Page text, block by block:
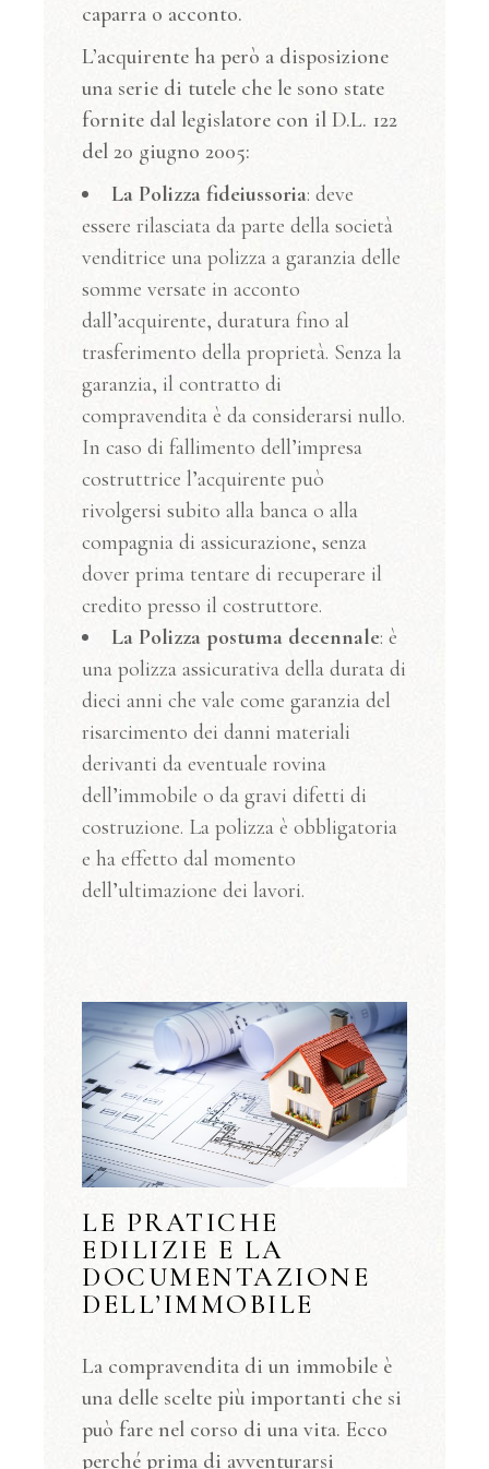
caparra o acconto.
L’acquirente ha però a disposizione
una serie di tutele che le sono state
fornite dal legislatore con il D.L. 122
del 20 giugno 2005:
La Polizza fideiussoria: deve
essere rilasciata da parte della società
venditrice una polizza a garanzia delle
somme versate in acconto
dall’acquirente, duratura fino al
trasferimento della proprietà. Senza la
garanzia, il contratto di
compravendita è da considerarsi nullo.
In caso di fallimento dell’impresa
costruttrice l’acquirente può
rivolgersi subito alla banca o alla
compagnia di assicurazione, senza
dover prima tentare di recuperare il
credito presso il costruttore.
La Polizza postuma decennale: è
una polizza assicurativa della durata di
dieci anni che vale come garanzia del
risarcimento dei danni materiali
derivanti da eventuale rovina
dell’immobile o da gravi difetti di
costruzione. La polizza è obbligatoria
e ha effetto dal momento
dell’ultimazione dei lavori.
LE PRATICHE
EDILIZIE E LA
DOCUMENTAZIONE
DELL’IMMOBILE
La compravendita di un immobile è
una delle scelte più importanti che si
può fare nel corso di una vita. Ecco
perché prima di avventurarsi